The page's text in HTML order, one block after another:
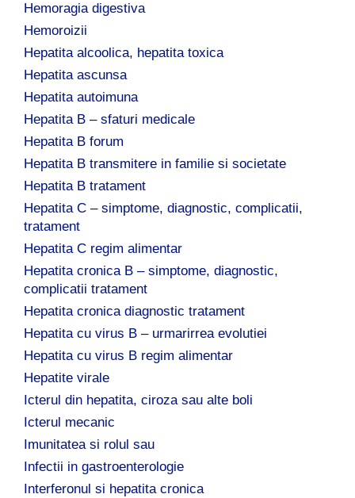
Hemoragia digestiva
Hemoroizii
Hepatita alcoolica, hepatita toxica
Hepatita ascunsa
Hepatita autoimuna
Hepatita B – sfaturi medicale
Hepatita B forum
Hepatita B transmitere in familie si societate
Hepatita B tratament
Hepatita C – simptome, diagnostic, complicatii,
tratament
Hepatita C regim alimentar
Hepatita cronica B – simptome, diagnostic,
complicatii tratament
Hepatita cronica diagnostic tratament
Hepatita cu virus B – urmarirrea evolutiei
Hepatita cu virus B regim alimentar
Hepatite virale
Icterul din hepatita, ciroza sau alte boli
Icterul mecanic
Imunitatea si rolul sau
Infectii in gastroenterologie
Interferonul si hepatita cronica